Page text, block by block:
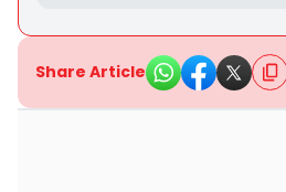
Share Article